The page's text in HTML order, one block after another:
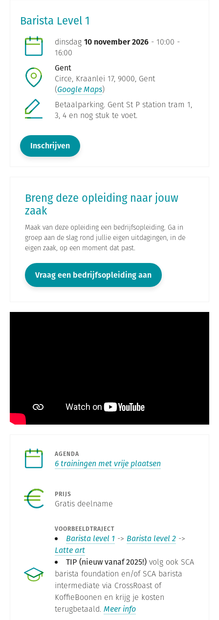
Barista Level 1
dinsdag 10 november 2026 - 10:00 -
16:00
Gent
Circe, Kraanlei 17, 9000, Gent
(Google Maps)
Betaalparking. Gent St P station tram 1,
3, 4 en nog stuk te voet.
Inschrijven
Breng deze opleiding naar jouw
zaak
Maak van deze opleiding een bedrijfsopleiding. Ga in
groep aan de slag rond jullie eigen uitdagingen, in de
eigen zaak, op een moment dat past.
Vraag een bedrijfsopleiding aan
AGENDA
6 trainingen met vrije plaatsen
PRIJS
Gratis deelname
VOORBEELDTRAJECT
Barista level 1 -> Barista level 2 ->
Latte art
TIP (nieuw vanaf 2025!) volg ook SCA
barista foundation en/of SCA barista
intermediate via CrossRoast of
KoffieBoonen en krijg je kosten
terugbetaald. Meer info